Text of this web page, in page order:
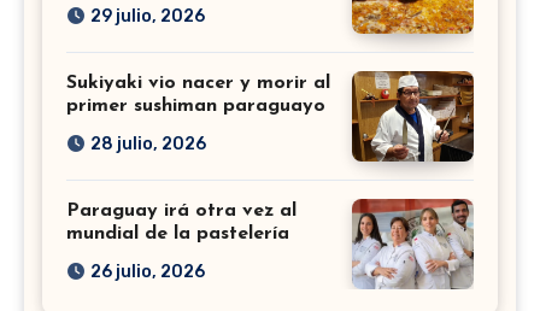
29 julio, 2026
Sukiyaki vio nacer y morir al
primer sushiman paraguayo
28 julio, 2026
Paraguay irá otra vez al
mundial de la pastelería
26 julio, 2026